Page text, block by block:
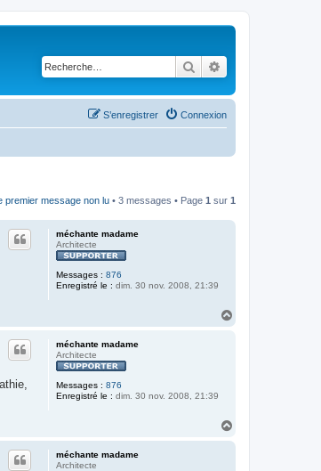
Rechercher
Connexion
S’enregistrer
premier message non lu • 3 messages • Page 1 sur 1
méchante madame
Architecte
Messages : 876
Enregistré le : dim. 30 nov. 2008, 21:39
méchante madame
Architecte
Messages : 876
Enregistré le : dim. 30 nov. 2008, 21:39
méchante madame
Architecte